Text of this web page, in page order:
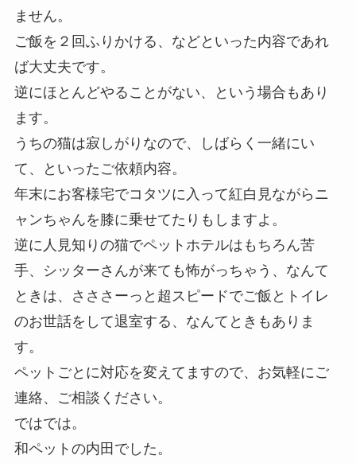
ません。
ご飯を２回ふりかける、などといった内容であれ
ば大丈夫です。
逆にほとんどやることがない、という場合もあり
ます。
うちの猫は寂しがりなので、しばらく一緒にい
て、といったご依頼内容。
年末にお客様宅でコタツに入って紅白見ながらニ
ャンちゃんを膝に乗せてたりもしますよ。
逆に人見知りの猫でペットホテルはもちろん苦
手、シッターさんが来ても怖がっちゃう、なんて
ときは、さささーっと超スピードでご飯とトイレ
のお世話をして退室する、なんてときもありま
す。
ペットごとに対応を変えてますので、お気軽にご
連絡、ご相談ください。
ではでは。
和ペットの内田でした。